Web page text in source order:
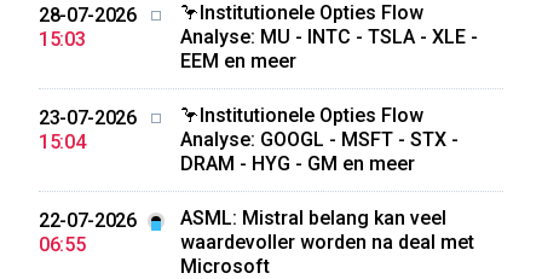
28-07-2026
15:03
🦩Institutionele Opties Flow
Analyse: MU - INTC - TSLA - XLE -
EEM en meer
23-07-2026
15:04
🦩Institutionele Opties Flow
Analyse: GOOGL - MSFT - STX -
DRAM - HYG - GM en meer
22-07-2026
06:55
ASML: Mistral belang kan veel
waardevoller worden na deal met
Microsoft